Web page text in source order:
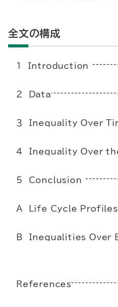
全文の構成
１ Introduction
２ Data
３ Inequality Over
４ Inequality Over
5 Conclusion
A Life Cycle
B Inequalities Over
References